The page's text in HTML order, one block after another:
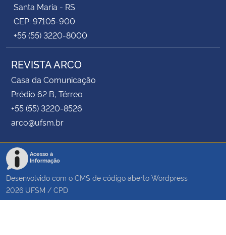
Santa Maria - RS
CEP: 97105-900
+55 (55) 3220-8000
REVISTA ARCO
Casa da Comunicação
Prédio 62 B, Térreo
+55 (55) 3220-8526
arco@ufsm.br
Acesso à
Informação
Desenvolvido com o CMS de código aberto Wordpress
2026 UFSM / CPD